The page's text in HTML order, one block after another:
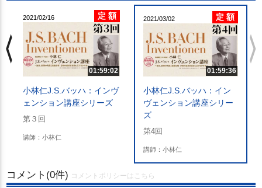
2021/02/16 定 額
01:59:02
小林仁J.S.バッハ：インヴ
ェンション講座シリーズ
第３回
講師：小林仁
2021/03/02 定 額
01:59:36
小林仁J.S.バッハ：イン
ヴェンション講座シリー
ズ
第4回
講師：小林仁
chevron_left chevron_right
コメント(0件) コメントポリシーはこちら